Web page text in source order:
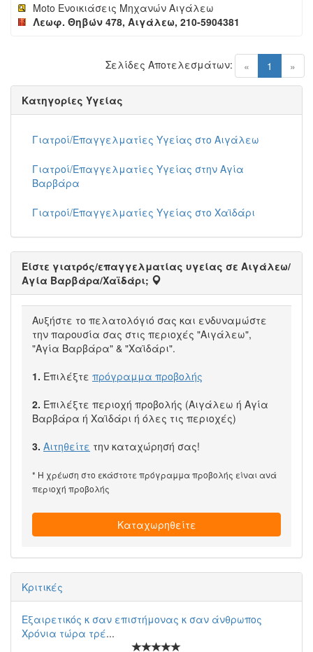
Moto Ενοικιάσεις Μηχανών Αιγάλεω
Λεωφ. Θηβών 478, Αιγάλεω, 210-5904381
« 1 (current)
»
Σελίδες Αποτελεσμάτων:
Κατηγορίες Υγείας
Γιατροί/Επαγγελματίες Υγείας στο Αιγάλεω
Γιατροί/Επαγγελματίες Υγείας στην Αγία
Βαρβάρα
Γιατροί/Επαγγελματίες Υγείας στο Χαϊδάρι
Είστε γιατρός/επαγγελματίας υγείας σε Αιγάλεω/
Αγία Βαρβάρα/Χαϊδάρι;
Αυξήστε το πελατολόγιό σας και ενδυναμώστε
την παρουσία σας στις περιοχές "Αιγάλεω",
"Αγία Βαρβάρα" & "Χαϊδάρι".
1. Επιλέξτε πρόγραμμα προβολής
2. Επιλέξτε περιοχή προβολής (Αιγάλεω ή Αγία
Βαρβάρα ή Χαϊδάρι ή όλες τις περιοχές)
3. Αιτηθείτε την καταχώρησή σας!
* Η χρέωση στο εκάστοτε πρόγραμμα προβολής είναι ανά
περιοχή προβολής
Καταχωρηθείτε
Κριτικές
Εξαιρετικός κ σαν επιστήμονας κ σαν άνθρωπος
Χρόνια τώρα τρέ...